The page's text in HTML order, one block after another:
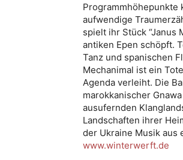
Programmhöhepunkte
aufwendige
spielt ihr Stück “Janus
antiken Epen schöpft.
Tanz und spanischen
Mechanimal ist ein
Agenda verleiht. Die
marokkanischer
ausufernden
Landschaften ihrer
der Ukraine Musik aus
www.winterwerft.de